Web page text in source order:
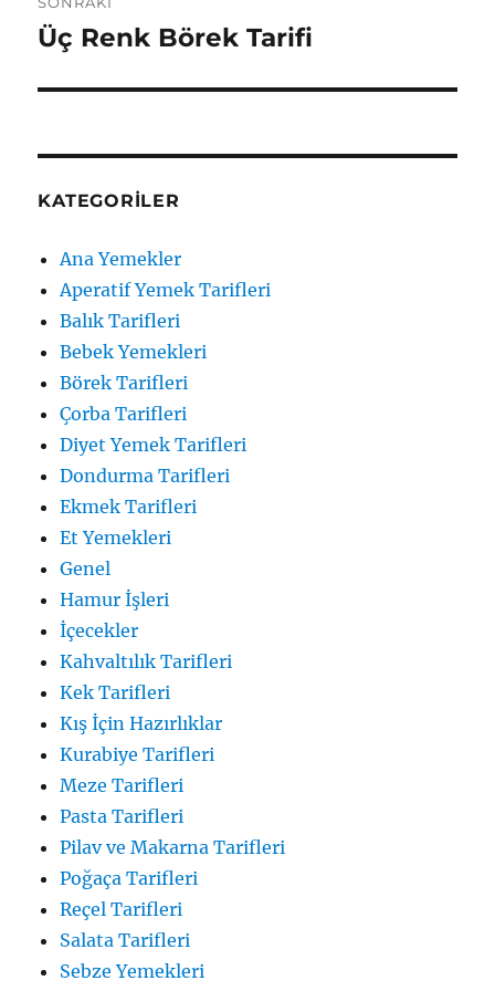
Sonraki
Üç Renk Börek Tarifi
KATEGORILER
Ana Yemekler
Aperatif Yemek Tarifleri
Balık Tarifleri
Bebek Yemekleri
Börek Tarifleri
Çorba Tarifleri
Diyet Yemek Tarifleri
Dondurma Tarifleri
Ekmek Tarifleri
Et Yemekleri
Genel
Hamur İşleri
İçecekler
Kahvaltılık Tarifleri
Kek Tarifleri
Kış İçin Hazırlıklar
Kurabiye Tarifleri
Meze Tarifleri
Pasta Tarifleri
Pilav ve Makarna Tarifleri
Poğaça Tarifleri
Reçel Tarifleri
Salata Tarifleri
Sebze Yemekleri